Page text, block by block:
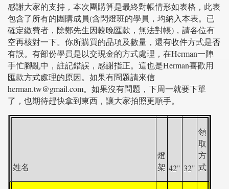
感謝大家的支持，本次團購算是最終對帳情形如表格，此表
包含了所有的團購成員(含閃燈班的學員，均納入本表。已
確定繳費者，除鄭先生因較晚匯款，無法對帳)，請各位有
空再核對一下。你所購買的品項及數量，還有收件方式是否
有誤。有部份學員是以交現金的方式處理，在Herman一陣
手忙腳亂中，註記錯誤，感謝指正。這也是Herman喜歡用
匯款方式處理的原因。如果有問題請來信
herman.tw@gmail.com。如果沒有問題，下周一就要下單
了，也期待趕快拿到東西，讓大家拍照更順手。
姓名
燈
架 42" 32"
領
取
方
式